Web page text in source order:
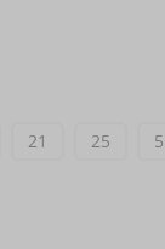
21 25